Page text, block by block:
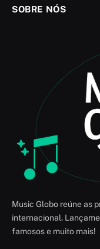
SOBRE NÓS
Music Globo reúne as
internacional.
famosos e muito mais!